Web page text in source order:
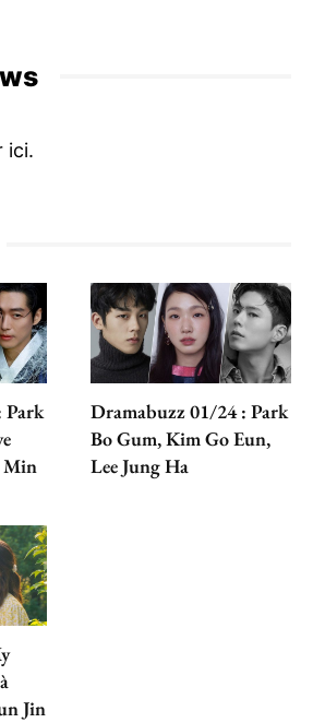
Park
Min
Dramabuzz 01/24 : Park
Bo Gum, Kim Go Eun,
Lee Jung Ha
Jin